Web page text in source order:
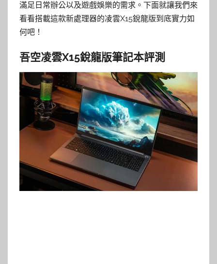
滿足日常辦公以及遊戲娛樂的需求。下面就讓我們來
看看搭載這款新處理器的凌雲X15銳龍版到底實力如
何吧！
吾空凌雲X15銳龍版筆記本評測